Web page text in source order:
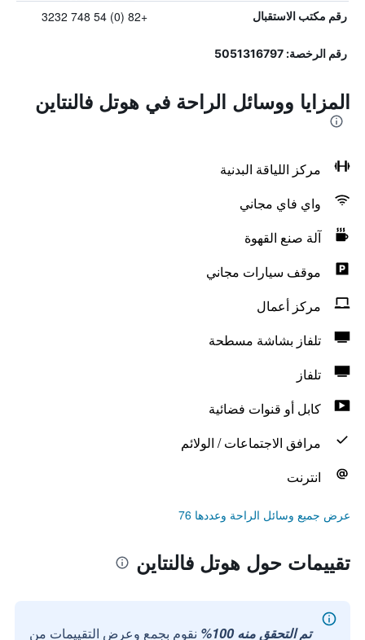
رقم مكتب الاستقبال +82 (0) 54 748 3232
رقم الرخصة: 5051316797
المزايا ووسائل الراحة في هوتل فالنتاين
مركز اللياقة البدنية
واي فاي مجاني
آلة صنع القهوة
موقف سيارات مجاني
مركز أعمال
تلفاز بشاشة مسطحة
تلفاز
كابل أو قنوات فضائية
مرافق الاجتماعات / الولائم
انترنت
عرض جميع وسائل الراحة وعددها 76
تقييمات حول هوتل فالنتاين
تم التحقق منه 100% نقوم بجمع وعرض التقييمات من